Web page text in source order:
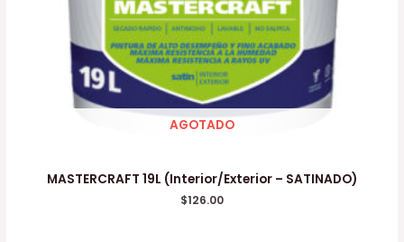
AGOTADO
MASTERCRAFT 19L (Interior/Exterior – SATINADO)
$126.00